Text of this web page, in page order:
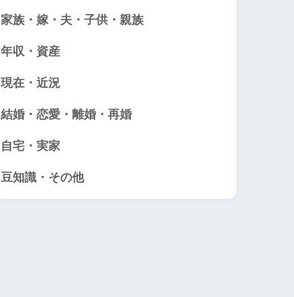
家族・嫁・夫・子供・親族
年収・資産
現在・近況
結婚・恋愛・離婚・再婚
自宅・実家
豆知識・その他